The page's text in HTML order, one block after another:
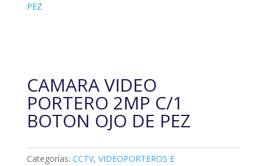
PEZ
CAMARA VIDEO
PORTERO 2MP C/1
BOTON OJO DE PEZ
Categorías: CCTV, VIDEOPORTEROS E